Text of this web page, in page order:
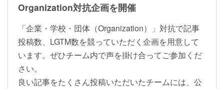
Organization対抗企画を開催
「企業・学校・団体（Organization）」対抗で記事
投稿数、LGTM数を競っていただく企画を用意して
います。ぜひチーム内で声を掛け合ってご参加くだ
さい。
良い記事をたくさん投稿いただいたチームには、公